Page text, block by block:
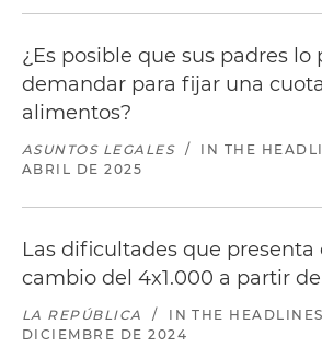
¿Es posible que sus padres lo
demandar para fijar una
alimentos?
ASUNTOS LEGALES / IN THE
ABRIL DE 2025
Las dificultades que presenta
cambio del 4x1.000 a partir
LA REPÚBLICA / IN THE HEADLINES
DICIEMBRE DE 2024